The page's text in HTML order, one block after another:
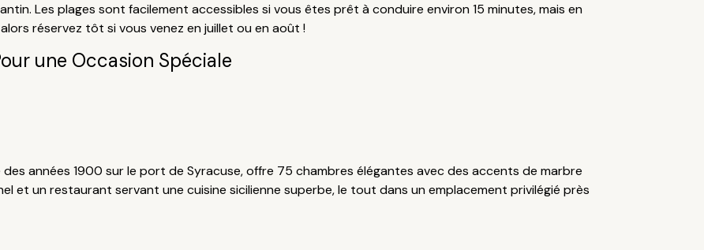
Les plages sont facilement accessibles si vous êtes prêt à conduire environ 15 minutes, mais en
réservez tôt si vous venez en juillet ou en août !
une Occasion Spéciale
années 1900 sur le port de Syracuse, offre 75 chambres élégantes avec des accents de marbre
et un restaurant servant une cuisine sicilienne superbe, le tout dans un emplacement privilégié près